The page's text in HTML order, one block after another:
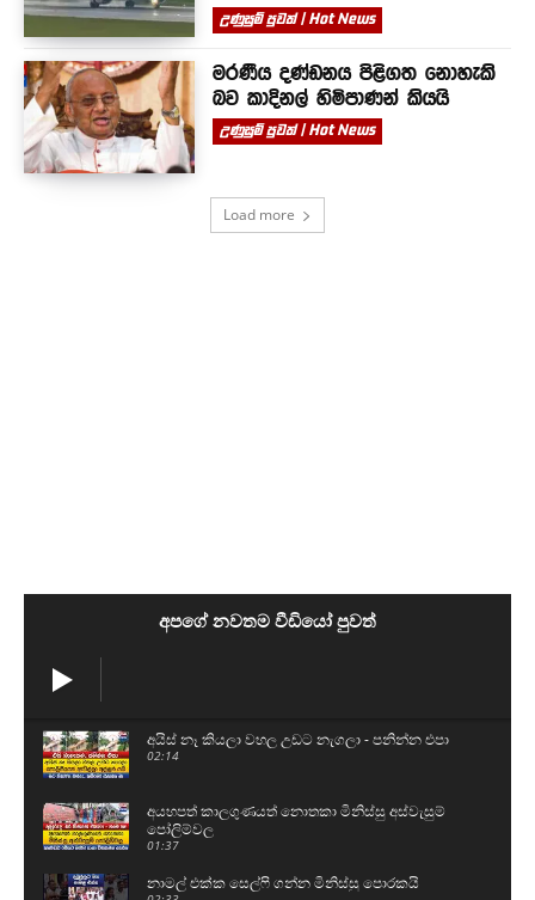
උණුසුම් පුවත් | Hot News
මරණීය දණ්ඩනය පිළිගත නොහැකි
බව කාදිනල් හිමිපාණන් කියයි
උණුසුම් පුවත් | Hot News
Load more
අපගේ නවතම වීඩියෝ පුවත්
අයිස් නෑ කියලා වහල උඩට නැගලා - පනින්න එපා
02:14
අයහපත් කාලගුණයත් නොතකා මිනිස්සු අස්වැසුම්
පෝලිම්වල
01:37
නාමල් එක්ක සෙල්ෆි ගන්න මිනිස්සු පොරකයි